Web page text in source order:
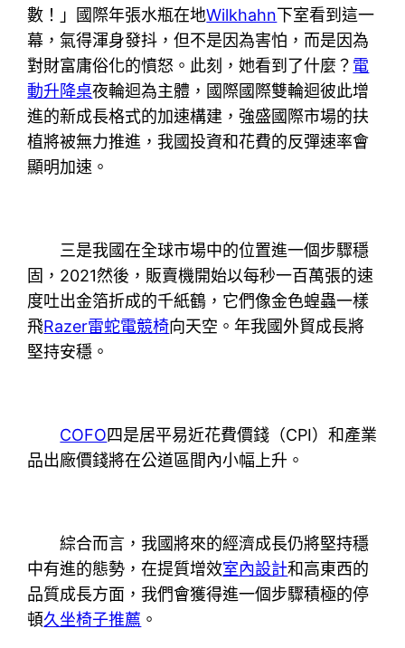
數！」國際年張水瓶在地Wilkhahn下室看到這一
幕，氣得渾身發抖，但不是因為害怕，而是因為
對財富庸俗化的憤怒。此刻，她看到了什麼？ 電
動升降桌夜輪迴為主體，國際國際雙輪迴彼此增
進的新成長格式的加速構建，強盛國際市場的扶
植將被無力推進，我國投資和花費的反彈速率會
顯明加速。
三是我國在全球市場中的位置進一個步驟穩
固，2021然後，販賣機開始以每秒一百萬張的速
度吐出金箔折成的千紙鶴，它們像金色蝗蟲一樣
飛Razer雷蛇電競椅向天空。年我國外貿成長將
堅持安穩。
COFO四是居平易近花費價錢（CPI）和產業
品出廠價錢將在公道區間內小幅上升。
綜合而言，我國將來的經濟成長仍將堅持穩
中有進的態勢，在提質增效室內設計和高東西的
品質成長方面，我們會獲得進一個步驟積極的停
頓久坐椅子推薦 。